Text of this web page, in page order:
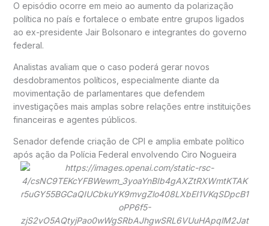
O episódio ocorre em meio ao aumento da polarização
política no país e fortalece o embate entre grupos ligados
ao ex-presidente Jair Bolsonaro e integrantes do governo
federal.
Analistas avaliam que o caso poderá gerar novos
desdobramentos políticos, especialmente diante da
movimentação de parlamentares que defendem
investigações mais amplas sobre relações entre instituições
financeiras e agentes públicos.
Senador defende criação de CPI e amplia embate político
após ação da Polícia Federal envolvendo Ciro Nogueira